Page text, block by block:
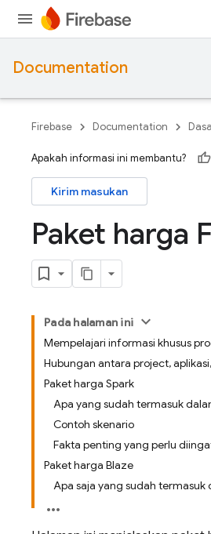
Documentation
Firebase Documentation
Apakah informasi ini membantu?
Kirim masukan
Paket harga
Pada halaman ini
Mempelajari informasi khusus
Hubungan antara project,
Paket harga Spark
Apa yang sudah termasuk
Contoh skenario
Fakta penting yang perlu
Paket harga Blaze
Apa saja yang sudah termasuk